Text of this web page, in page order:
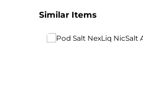
Produktgalerie überspringen
Similar Items